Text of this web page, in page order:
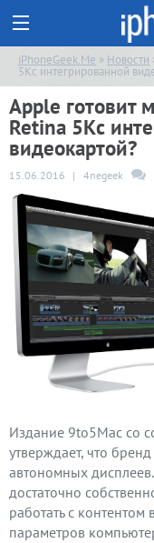
iPhoneGeek.Me » Новости
5Kс интегрированной
Apple готовит
Retina 5Kс
видеокартой?
15.06.2016 | 4negeek
Издание 9to5Mac со
утверждает, что
автономных
достаточно
работать с
параметров